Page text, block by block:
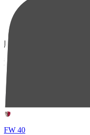
順位
選手名
成績
1
FW 40